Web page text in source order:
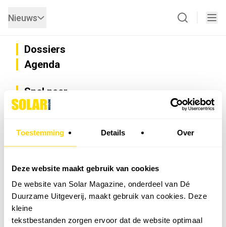
Toestemming Details Over
Deze website maakt gebruik van cookies
De website van Solar Magazine, onderdeel van Dé
Duurzame Uitgeverij, maakt gebruik van cookies. Deze
kleine
tekstbestanden zorgen ervoor dat de website optimaal
Nieuws
Dossiers
Agenda
Snel naar
Privacy
Nieuwsbrief
Vacatures
Installateurzoeker
Cookievoorkeuren wijzigen
English